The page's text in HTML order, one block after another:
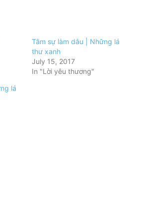
Tâm sự làm dâu | Những lá
thư xanh
July 15, 2017
In "Lời yêu thương"
lá